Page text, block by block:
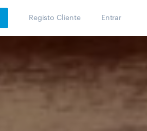
Registo Cliente Entrar